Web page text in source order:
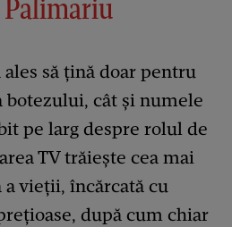
să țină doar pentru
botezului, cât și numele
pe larg despre rolul de
TV trăiește cea mai
vieții, încărcată cu
după cum chiar